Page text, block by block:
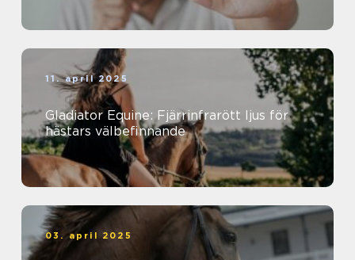
11. april 2025
Gladiator Equine: Fjärrinfrarött ljus för
hästars välbefinnande
03. april 2025